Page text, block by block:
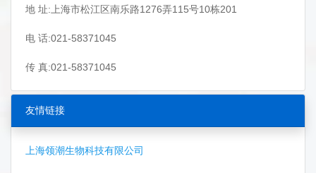
地 址:上海市松江区南乐路1276弄115号10栋201
电 话:021-58371045
传 真:021-58371045
友情链接
上海领潮生物科技有限公司